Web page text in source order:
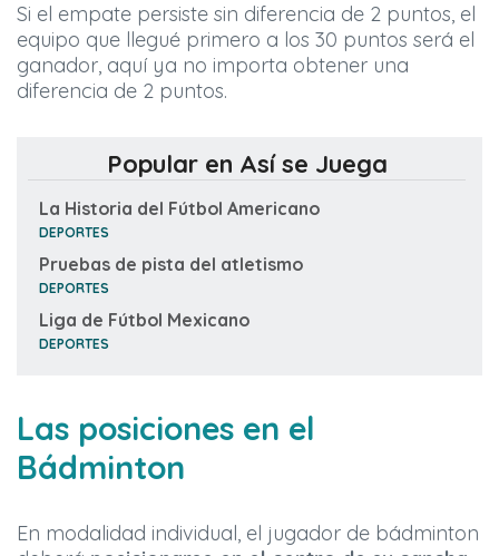
Si el empate persiste sin diferencia de 2 puntos, el
equipo que llegué primero a los 30 puntos será el
ganador, aquí ya no importa obtener una
diferencia de 2 puntos.
Popular en Así se Juega
La Historia del Fútbol Americano
DEPORTES
Pruebas de pista del atletismo
DEPORTES
Liga de Fútbol Mexicano
DEPORTES
Las posiciones en el
Bádminton
En modalidad individual, el jugador de bádminton